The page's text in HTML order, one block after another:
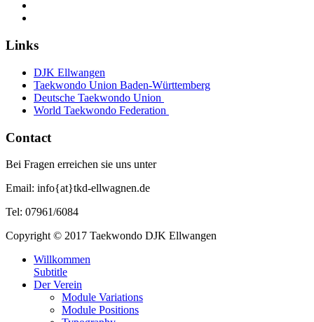
Links
DJK Ellwangen
Taekwondo Union Baden-Württemberg
Deutsche Taekwondo Union
World Taekwondo Federation
Contact
Bei Fragen erreichen sie uns unter
Email: info{at}tkd-ellwagnen.de
Tel: 07961/6084
Copyright © 2017 Taekwondo DJK Ellwangen
Willkommen
Subtitle
Der Verein
Module Variations
Module Positions